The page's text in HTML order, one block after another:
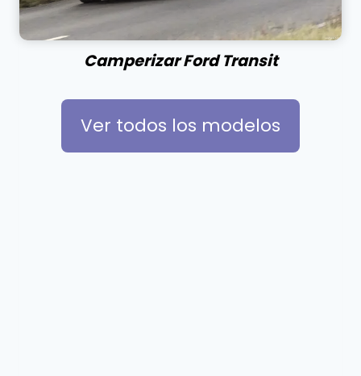
Camperizar Ford Transit
Ver todos los modelos